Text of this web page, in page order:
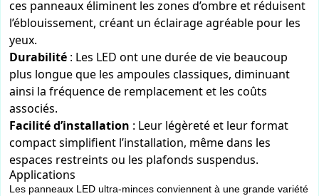
ces panneaux éliminent les zones d’ombre et réduisent
l’éblouissement, créant un éclairage agréable pour les
yeux.
Durabilité : Les LED ont une durée de vie beaucoup
plus longue que les ampoules classiques, diminuant
ainsi la fréquence de remplacement et les coûts
associés.
Facilité d’installation : Leur légèreté et leur format
compact simplifient l’installation, même dans les
espaces restreints ou les plafonds suspendus.
Applications
Les panneaux LED ultra-minces conviennent à une grande variété